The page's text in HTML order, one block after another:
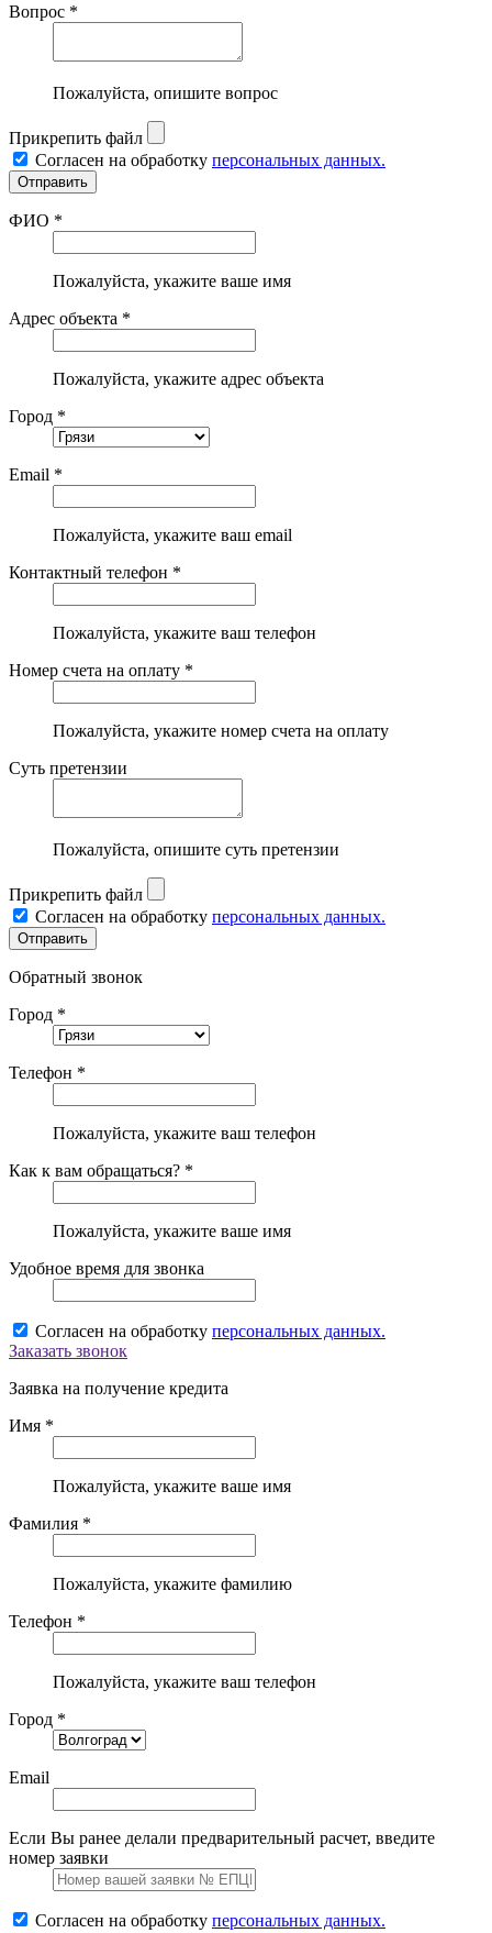
Вопрос *
Пожалуйста, опишите вопрос
Прикрепить файл
Согласен на обработку персональных данных.
ФИО *
Пожалуйста, укажите ваше имя
Адрес объекта *
Пожалуйста, укажите адрес объекта
Город *
Email *
Пожалуйста, укажите ваш email
Контактный телефон *
Пожалуйста, укажите ваш телефон
Номер счета на оплату *
Пожалуйста, укажите номер счета на оплату
Суть претензии
Пожалуйста, опишите суть претензии
Прикрепить файл
Согласен на обработку персональных данных.
Обратный звонок
Город *
Телефон *
Пожалуйста, укажите ваш телефон
Как к вам обращаться? *
Пожалуйста, укажите ваше имя
Удобное время для звонка
Согласен на обработку персональных данных.
Заказать звонок
Заявка на получение кредита
Имя *
Пожалуйста, укажите ваше имя
Фамилия *
Пожалуйста, укажите фамилию
Телефон *
Пожалуйста, укажите ваш телефон
Город *
Email
Если Вы ранее делали предварительный расчет, введите
номер заявки
Согласен на обработку персональных данных.